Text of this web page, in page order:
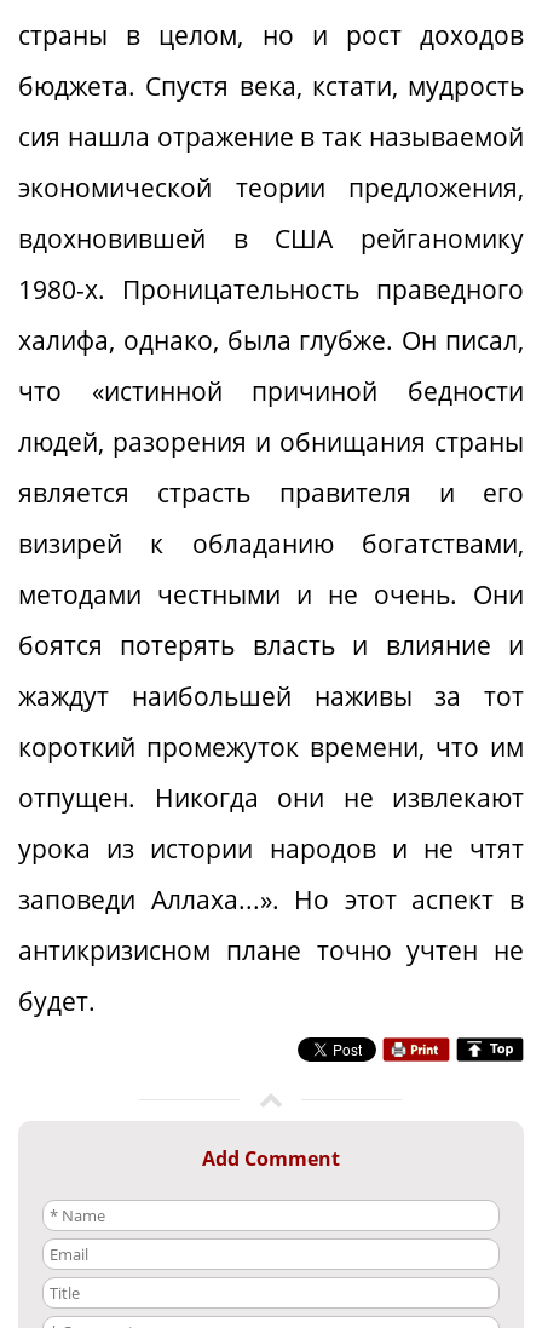
страны в целом, но и рост доходов
бюджета. Спустя века, кстати, мудрость
сия нашла отражение в так называемой
экономической теории предложения,
вдохновившей в США рейганомику
1980-х. Проницательность праведного
халифа, однако, была глубже. Он писал,
что «истинной причиной бедности
людей, разорения и обнищания страны
является страсть правителя и его
визирей к обладанию богатствами,
методами честными и не очень. Они
боятся потерять власть и влияние и
жаждут наибольшей наживы за тот
короткий промежуток времени, что им
отпущен. Никогда они не извлекают
урока из истории народов и не чтят
заповеди Аллаха...». Но этот аспект в
антикризисном плане точно учтен не
будет.
Add Comment